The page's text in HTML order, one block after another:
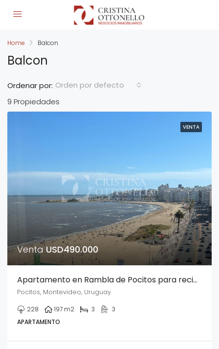
Home Balcon
Balcon
9 Propiedades
Ordenar por: Orden por defecto
VENTA
Venta USD490.000
Apartamento en Rambla de Pocitos para reciclar
Pocitos, Montevideo, Uruguay
228 197 m2 3
3
APARTAMENTO